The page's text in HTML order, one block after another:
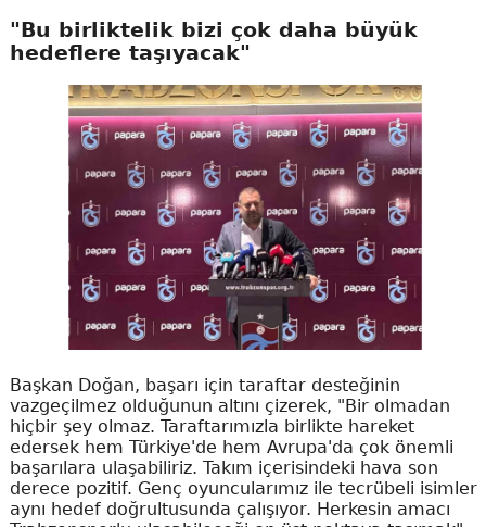
"Bu birliktelik bizi çok daha büyük
hedeflere taşıyacak"
Başkan Doğan, başarı için taraftar desteğinin
vazgeçilmez olduğunun altını çizerek, "Bir olmadan
hiçbir şey olmaz. Taraftarımızla birlikte hareket
edersek hem Türkiye'de hem Avrupa'da çok önemli
başarılara ulaşabiliriz. Takım içerisindeki hava son
derece pozitif. Genç oyuncularımız ile tecrübeli isimler
aynı hedef doğrultusunda çalışıyor. Herkesin amacı